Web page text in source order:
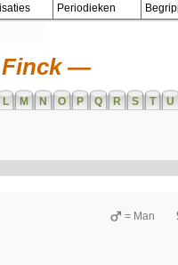
Periodieken
Finck
L M N O P Q R S T
U
= Man